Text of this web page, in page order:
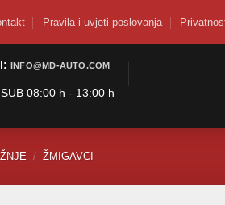
Pravila i uvjeti poslovanja
INFO@MD-AUTO.COM
08:00 h - 13:00 h
/ ŽMIGAVCI